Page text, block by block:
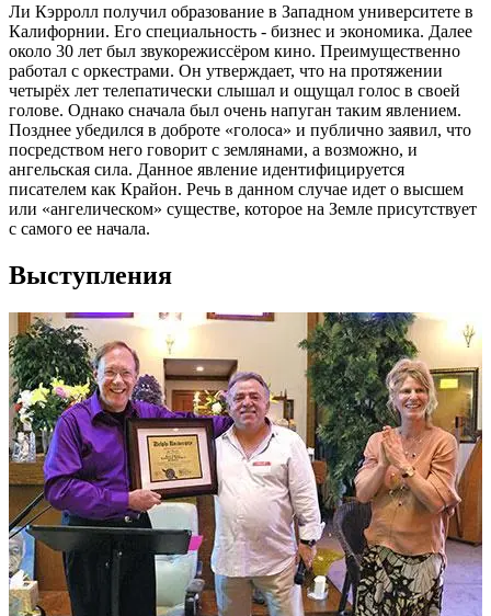
Ли Кэрролл получил образование в Западном университете в
Калифорнии. Его специальность - бизнес и экономика. Далее
около 30 лет был звукорежиссёром кино. Преимущественно
работал с оркестрами. Он утверждает, что на протяжении
четырёх лет телепатически слышал и ощущал голос в своей
голове. Однако сначала был очень напуган таким явлением.
Позднее убедился в доброте «голоса» и публично заявил, что
посредством него говорит с землянами, а возможно, и
ангельская сила. Данное явление идентифицируется
писателем как Крайон. Речь в данном случае идет о высшем
или «ангелическом» существе, которое на Земле присутствует
с самого ее начала.
Выступления